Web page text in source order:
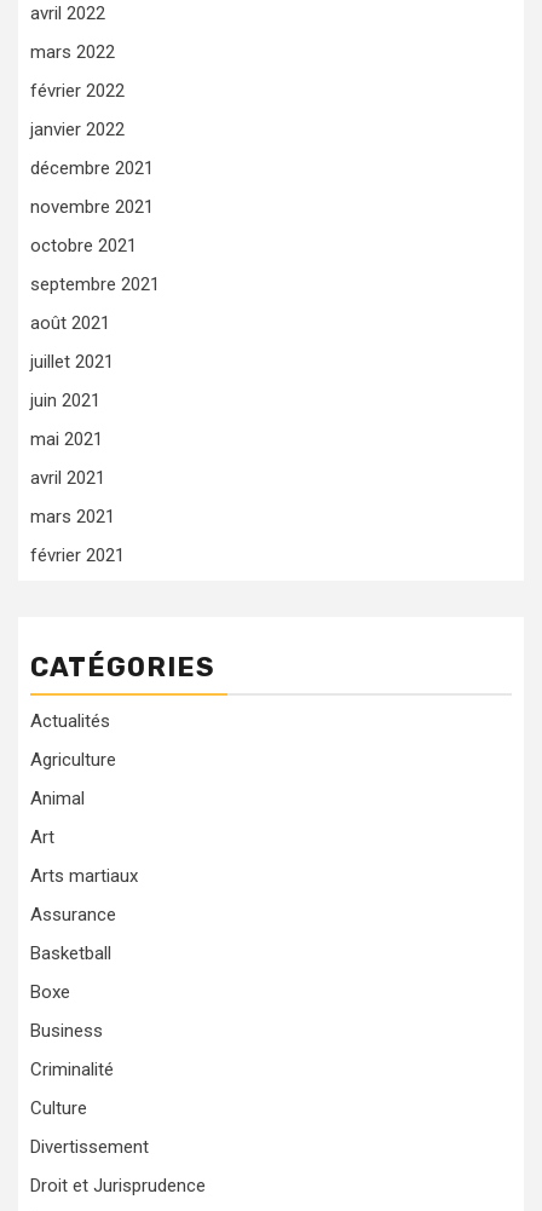
avril 2022
mars 2022
février 2022
janvier 2022
décembre 2021
novembre 2021
octobre 2021
septembre 2021
août 2021
juillet 2021
juin 2021
mai 2021
avril 2021
mars 2021
février 2021
CATÉGORIES
Actualités
Agriculture
Animal
Art
Arts martiaux
Assurance
Basketball
Boxe
Business
Criminalité
Culture
Divertissement
Droit et Jurisprudence